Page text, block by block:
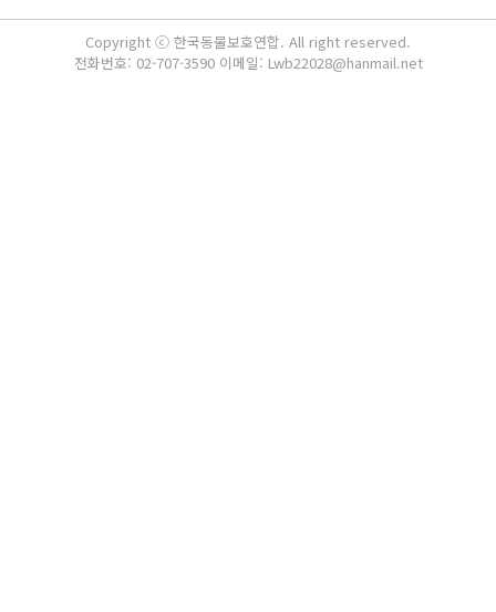
Copyright ⓒ 한국동물보호연합. All right reserved.
전화번호: 02-707-3590 이메일: Lwb22028@hanmail.net